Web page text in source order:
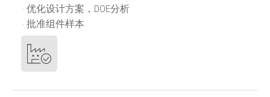
· 优化设计方案，DOE分析
· 批准组件样本